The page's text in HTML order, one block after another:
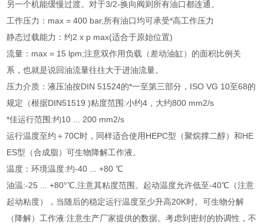
另一个机能缓慢过渡。对于3/2-换向阀则所有油口都连通。
工作压力：max = 400 bar,所有油口均可承受*高工作压力
静态过载能力：约2 x p max(适合于原始位置)
流量：max = 15 lpm;注意双作用负载（差动油缸）的面积比例关
系，也就是说回油流量往往大于进油流量。
压力介质：液压油按DIN 51524的*一至第三部分，ISO VG 10至68的
规定（根据DIN51519 )粘度范围:小约4，大约800 mm2/s
*佳运行范围:约10 ... 200 mm2/s
运行温度至约＋70C时，同样适合使用HEPC型（聚烷撑二醇）和HE
ES型（合成脂）可生物降解工作液。
温度：环境温度:约-40 ... +80 ℃
油温:-25 ... +80°℃,注意其粘度范围。起动温度允许低至-40℃（注意
起动粘度），当随后的稳定运行温度至少升高20K时。可生物分解
（降解）工作液:注意生产厂家提供的数据。考虑到密封的协调性，不